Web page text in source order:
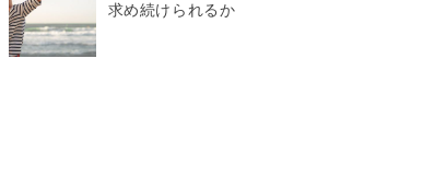
求め続けられるか